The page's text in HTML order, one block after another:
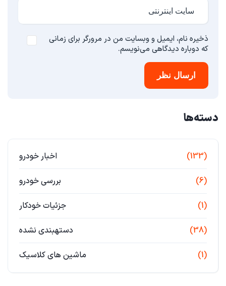
ذخیره نام، ایمیل و وبسایت من در مرورگر برای زمانی
که دوباره دیدگاهی می‌نویسم.
ارسال نظر
دسته‌ها
اخبار خودرو (133)
بررسی خودرو (6)
جزئیات خودکار (1)
دستهبندی نشده (38)
ماشین های کلاسیک (1)